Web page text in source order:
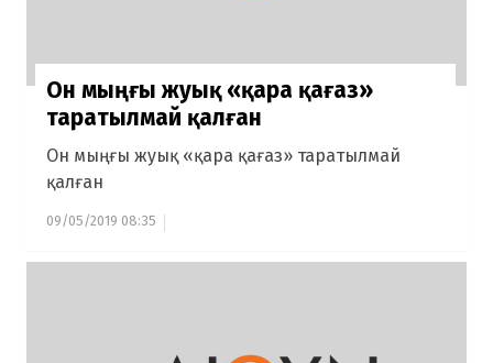
Он мыңғы жуық «қара қағаз»
таратылмай қалған
Он мыңғы жуық «қара қағаз» таратылмай
қалған
09/05/2019 08:35